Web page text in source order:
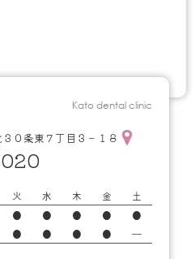
Kato dental clinic
０条東７丁目３－１８
火 水 木 金
土
● ● ● ●
●
● ● ● ● ━